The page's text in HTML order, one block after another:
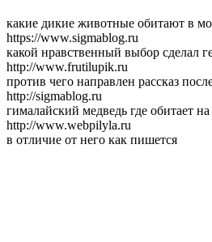
какие дикие животные обитают в
https://www.sigmablog.ru
какой нравственный выбор сделал
http://www.frutilupik.ru
против чего направлен рассказ
http://sigmablog.ru
гималайский медведь где обитает
http://www.webpilyla.ru
в отличие от него как пишется